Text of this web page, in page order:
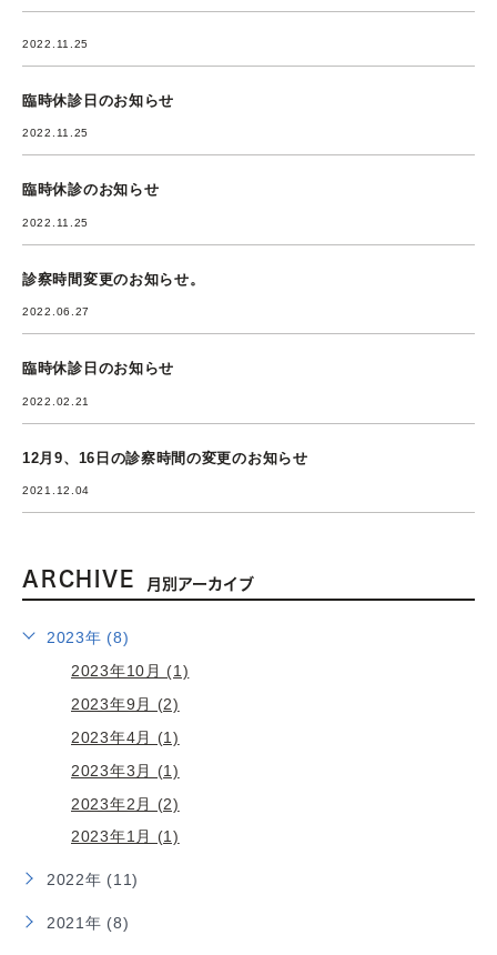
2022.11.25
臨時休診日のお知らせ
2022.11.25
臨時休診のお知らせ
2022.11.25
診察時間変更のお知らせ。
2022.06.27
臨時休診日のお知らせ
2022.02.21
12月9、16日の診察時間の変更のお知らせ
2021.12.04
ARCHIVE 月別アーカイブ
2023年 (8)
2023年10月 (1)
2023年9月 (2)
2023年4月 (1)
2023年3月 (1)
2023年2月 (2)
2023年1月 (1)
2022年 (11)
2021年 (8)